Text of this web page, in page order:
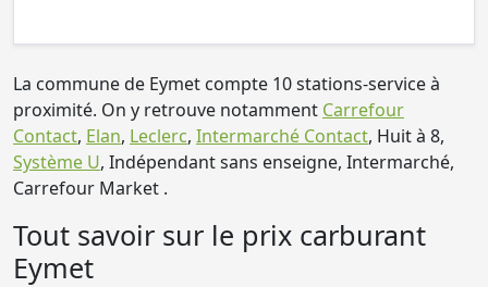
La commune de Eymet compte 10 stations-service à
proximité. On y retrouve notamment Carrefour
Contact, Elan, Leclerc, Intermarché Contact, Huit à 8,
Système U, Indépendant sans enseigne, Intermarché,
Carrefour Market .
Tout savoir sur le prix carburant
Eymet